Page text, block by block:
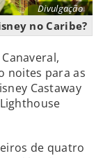
Divulgação
no Caribe?
noites para as
Castaway
de quatro